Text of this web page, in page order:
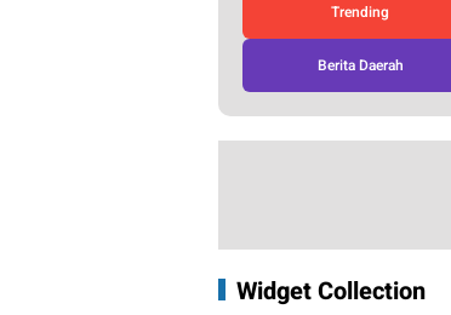
Trending
Berita Daerah
Widget Collection